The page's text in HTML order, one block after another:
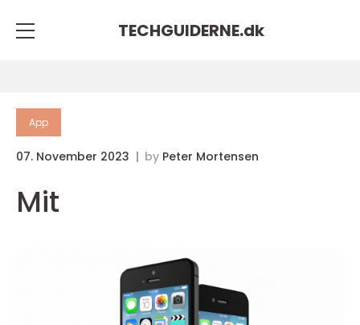
TECHGUIDERNE.dk
App
07. November 2023 by Peter Mortensen
Mit